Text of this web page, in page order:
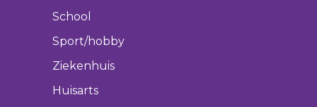
School
Sport/hobby
Ziekenhuis
Huisarts